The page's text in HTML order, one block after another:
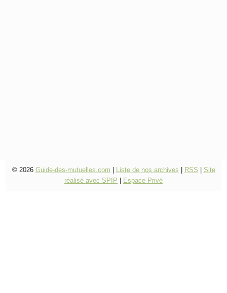
© 2026 Guide-des-mutuelles.com Liste de nos archives RSS
Site
réalisé avec SPIP
Espace Privé